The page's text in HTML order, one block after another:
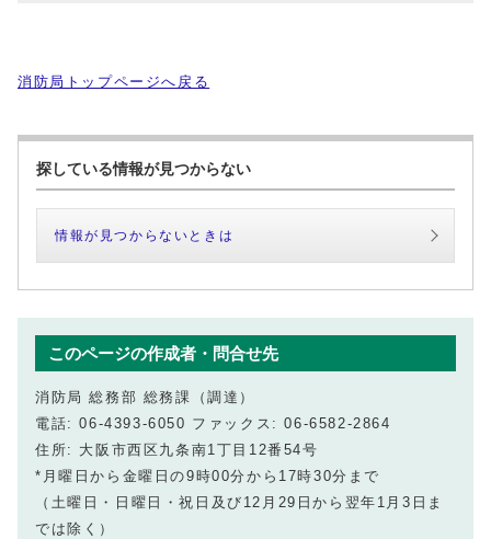
消防局トップページへ戻る
探している情報が見つからない
情報が見つからないときは
このページの作成者・問合せ先
消防局 総務部 総務課（調達）
電話: 06-4393-6050 ファックス: 06-6582-2864
住所: 大阪市西区九条南1丁目12番54号
*月曜日から金曜日の9時00分から17時30分まで
（土曜日・日曜日・祝日及び12月29日から翌年1月3日ま
では除く）